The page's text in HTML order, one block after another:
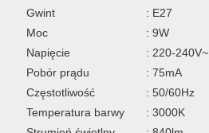
Gwint
: E27
Moc
: 9W
Napięcie
: 220-240V~
Pobór prądu
: 75mA
Częstotliwość
: 50/60Hz
Temperatura barwy
: 3000K